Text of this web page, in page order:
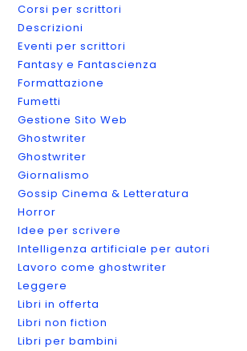
Corsi per scrittori
Descrizioni
Eventi per scrittori
Fantasy e Fantascienza
Formattazione
Fumetti
Gestione Sito Web
Ghostwriter
Ghostwriter
Giornalismo
Gossip Cinema & Letteratura
Horror
Idee per scrivere
Intelligenza artificiale per autori
Lavoro come ghostwriter
Leggere
Libri in offerta
Libri non fiction
Libri per bambini